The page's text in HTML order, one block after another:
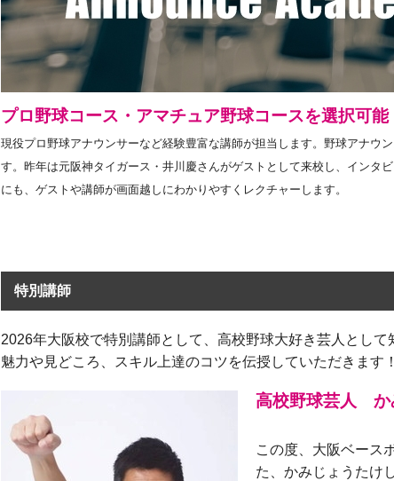
プロ野球コース・アマチュア野球コースを選択可能
現役プロ野球アナウンサーなど経験豊富な講師が担当します。野球アナウ
す。昨年は元阪神タイガース・井川慶さんがゲストとして来校し、インタ
にも、ゲストや講師が画面越しにわかりやすくレクチャーします。
特別講師
2026年大阪校で特別講師として、高校野球大好き芸人とし
魅力や見どころ、スキル上達のコツを伝授していただきます！
高校野球芸人 か
この度、大阪ベース
た、かみじょうたけ